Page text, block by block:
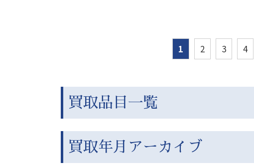
1 2 3 4
買取品目一覧
買取年月アーカイブ